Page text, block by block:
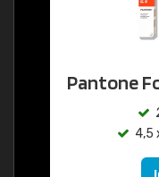
Pantone
4,5